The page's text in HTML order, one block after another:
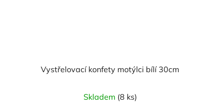
Vystřelovací konfety motýlci bílí 30cm
Skladem (8 ks)